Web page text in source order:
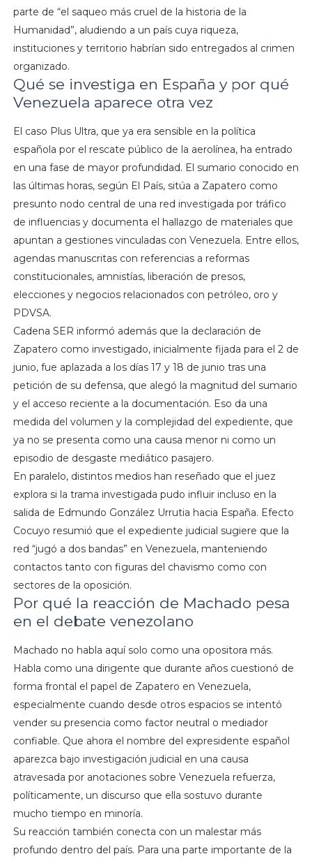
parte de “el saqueo más cruel de la historia de la
Humanidad”, aludiendo a un país cuya riqueza,
instituciones y territorio habrían sido entregados al crimen
organizado.
Qué se investiga en España y por qué
Venezuela aparece otra vez
El caso Plus Ultra, que ya era sensible en la política
española por el rescate público de la aerolínea, ha entrado
en una fase de mayor profundidad. El sumario conocido en
las últimas horas, según El País, sitúa a Zapatero como
presunto nodo central de una red investigada por tráfico
de influencias y documenta el hallazgo de materiales que
apuntan a gestiones vinculadas con Venezuela. Entre ellos,
agendas manuscritas con referencias a reformas
constitucionales, amnistías, liberación de presos,
elecciones y negocios relacionados con petróleo, oro y
PDVSA.
Cadena SER informó además que la declaración de
Zapatero como investigado, inicialmente fijada para el 2 de
junio, fue aplazada a los días 17 y 18 de junio tras una
petición de su defensa, que alegó la magnitud del sumario
y el acceso reciente a la documentación. Eso da una
medida del volumen y la complejidad del expediente, que
ya no se presenta como una causa menor ni como un
episodio de desgaste mediático pasajero.
En paralelo, distintos medios han reseñado que el juez
explora si la trama investigada pudo influir incluso en la
salida de Edmundo González Urrutia hacia España. Efecto
Cocuyo resumió que el expediente judicial sugiere que la
red “jugó a dos bandas” en Venezuela, manteniendo
contactos tanto con figuras del chavismo como con
sectores de la oposición.
Por qué la reacción de Machado pesa
en el debate venezolano
Machado no habla aquí solo como una opositora más.
Habla como una dirigente que durante años cuestionó de
forma frontal el papel de Zapatero en Venezuela,
especialmente cuando desde otros espacios se intentó
vender su presencia como factor neutral o mediador
confiable. Que ahora el nombre del expresidente español
aparezca bajo investigación judicial en una causa
atravesada por anotaciones sobre Venezuela refuerza,
políticamente, un discurso que ella sostuvo durante
mucho tiempo en minoría.
Su reacción también conecta con un malestar más
profundo dentro del país. Para una parte importante de la